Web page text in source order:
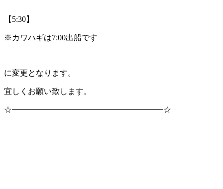
【5:30】
※カワハギは7:00出船です
に変更となります。
宜しくお願い致します。
☆━━━━━━━━━━━━━━━━━━━☆